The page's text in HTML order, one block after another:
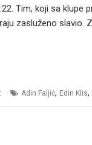
Tim, koji sa klupe
zasluženo slavio.
Adin Faljić, Edin Klis,